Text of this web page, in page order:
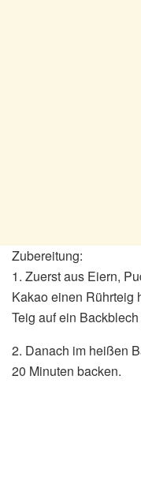
Zubereitung:
1. Zuerst aus Eiern,
Kakao einen Rührteig
Teig auf ein
2. Danach im heißen
20 Minuten backen.